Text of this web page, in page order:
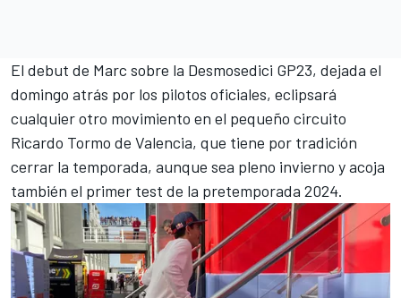
El debut de Marc sobre la Desmosedici GP23, dejada el
domingo atrás por los pilotos oficiales, eclipsará
cualquier otro movimiento en el pequeño circuito
Ricardo Tormo de Valencia, que tiene por tradición
cerrar la temporada, aunque sea pleno invierno y acoja
también el primer test de la pretemporada 2024.